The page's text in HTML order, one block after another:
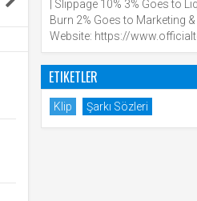
| Slippage 10% 3% Goes to
Burn 2% Goes to Marketing
Website: https://
ETIKETLER
Klip Şarkı Sözleri